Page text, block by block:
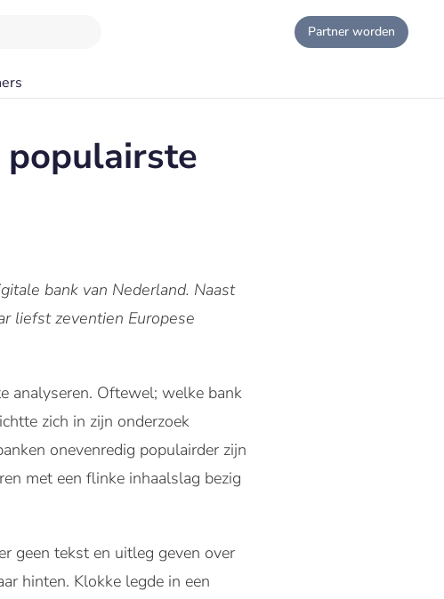
Partner worden
bank van Nederland. Naast
liefst zeventien Europese
analyseren. Oftewel; welke bank
zich in zijn onderzoek
onevenredig populairder zijn
met een flinke inhaalslag bezig
geen tekst en uitleg geven over
hinten. Klokke legde in een